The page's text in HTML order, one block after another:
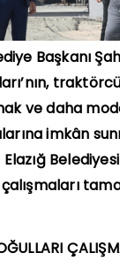
Başkanı
ve daha
imkân
çalışmaları